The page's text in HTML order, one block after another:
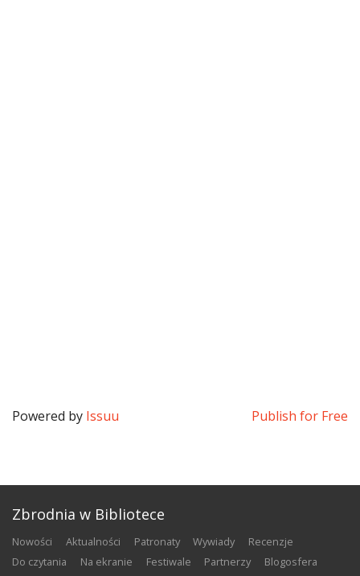
Powered by Issuu Publish for Free
Zbrodnia w Bibliotece
nowości aktualności patronaty wywiady
recenzje
do czytania
na ekranie festiwale partnerzy
blogosfera